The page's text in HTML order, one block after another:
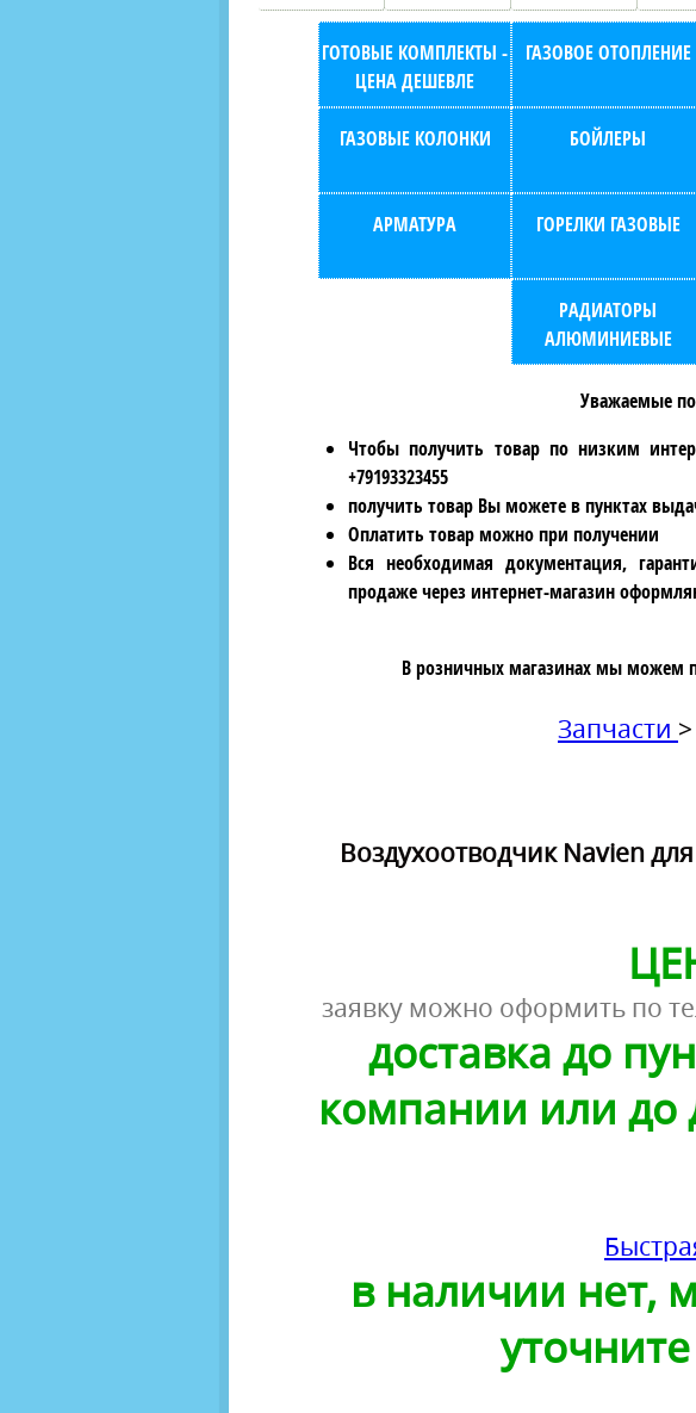
ГОТОВЫЕ КОМПЛЕКТЫ -
ЦЕНА ДЕШЕВЛЕ
ГАЗОВОЕ ОТОПЛЕНИЕ
ГАЗОВЫЕ КОЛОНКИ БОЙЛЕРЫ
АРМАТУРА ГОРЕЛКИ ГАЗОВЫЕ
РАДИАТОРЫ
АЛЮМИНИЕВЫЕ
Уважаемые
Чтобы получить товар по низким
+79193323455
получить товар Вы можете в пунктах
Оплатить товар можно при получении
Вся необходимая документация,
продаже через интернет-магазин
В розничных магазинах мы можем
Запчасти >
Воздухоотводчик Navien
заявку можно оформить по
доставка до
компании или до
в наличии нет,